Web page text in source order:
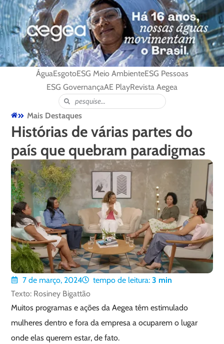
ÁguaEsgotoESG Meio AmbienteESG Pessoas
ESG GovernançaAE PlayRevista Aegea
Mais Destaques
Histórias de várias partes do
país que quebram paradigmas
7 de março, 2024 tempo de leitura: 3 min
Texto: Rosiney Bigattão
Muitos programas e ações da Aegea têm estimulado
mulheres dentro e fora da empresa a ocuparem o lugar
onde elas querem estar, de fato.